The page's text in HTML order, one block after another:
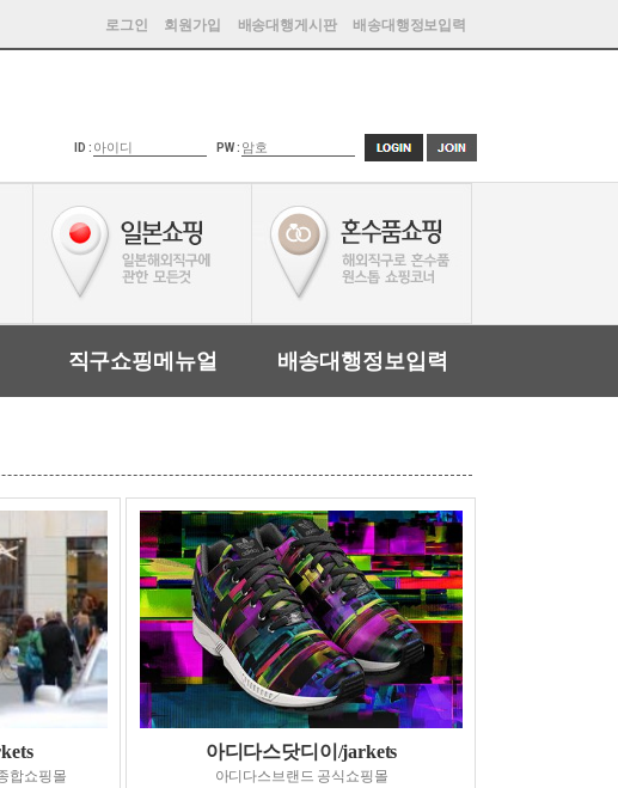
로그인 회원가입 배송대행게시판 배송대행정보입력
ID : PW :
직구쇼핑메뉴얼 배송대행정보입력
합쇼핑몰
아디다스닷디이/jarkets
아디다스브랜드 공식쇼핑몰